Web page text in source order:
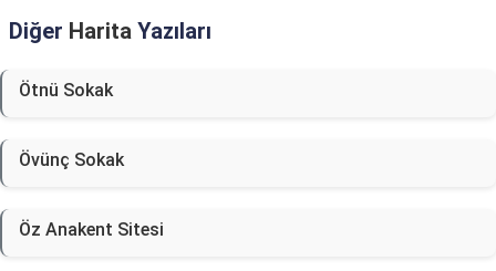
Diğer Harita Yazıları
Ötnü Sokak
Övünç Sokak
Öz Anakent Sitesi